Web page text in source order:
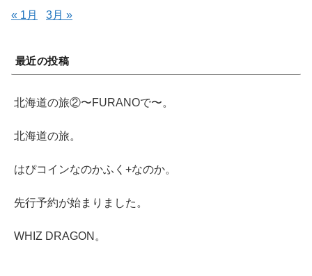
« 1月 3月 »
最近の投稿
北海道の旅②〜FURANOで〜。
北海道の旅。
はぴコインなのかふく+なのか。
先行予約が始まりました。
WHIZ DRAGON。